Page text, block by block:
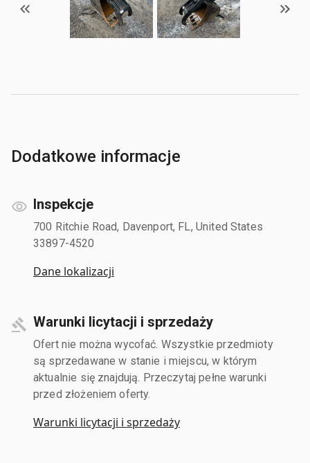
Dodatkowe informacje
Inspekcje
700 Ritchie Road, Davenport, FL, United States
33897-4520
Dane lokalizacji
Warunki licytacji i sprzedaży
Ofert nie można wycofać. Wszystkie przedmioty
są sprzedawane w stanie i miejscu, w którym
aktualnie się znajdują. Przeczytaj pełne warunki
przed złożeniem oferty.
Warunki licytacji i sprzedaży